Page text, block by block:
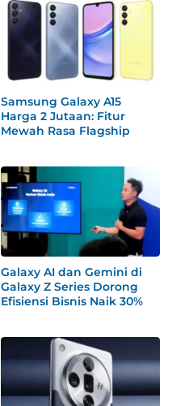
Samsung Galaxy A15
Harga 2 Jutaan: Fitur
Mewah Rasa Flagship
Galaxy AI dan Gemini di
Galaxy Z Series Dorong
Efisiensi Bisnis Naik 30%